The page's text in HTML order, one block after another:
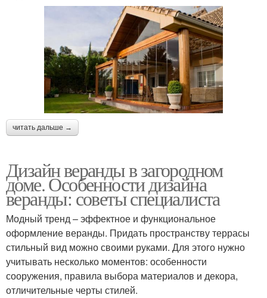
читать дальше →
Дизайн веранды в загородном
доме. Особенности дизайна
веранды: советы специалиста
Модный тренд – эффектное и функциональное
оформление веранды. Придать пространству террасы
стильный вид можно своими руками. Для этого нужно
учитывать несколько моментов: особенности
сооружения, правила выбора материалов и декора,
отличительные черты стилей.